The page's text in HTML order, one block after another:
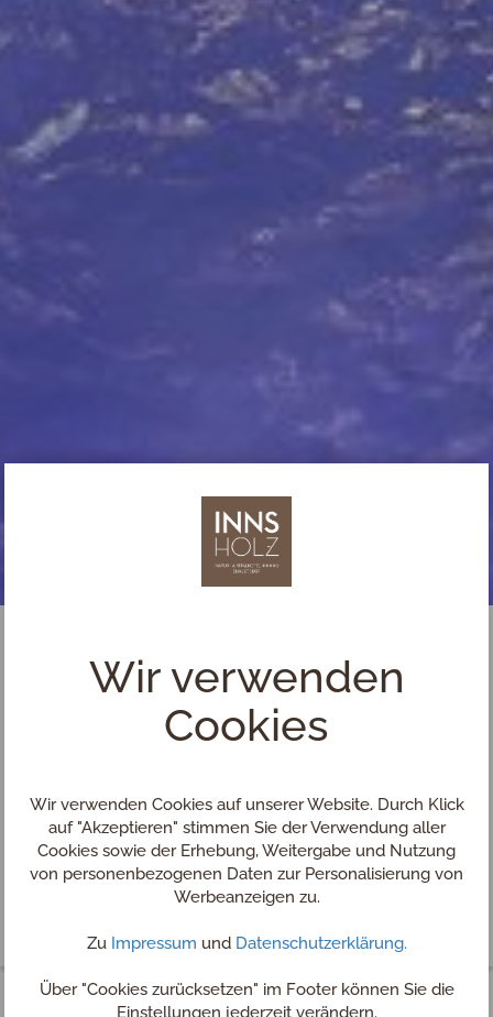
Wir verwenden
Cookies
Wir verwenden Cookies auf unserer Website. Durch Klick
auf "Akzeptieren" stimmen Sie der Verwendung aller
Cookies sowie der Erhebung, Weitergabe und Nutzung
von personenbezogenen Daten zur Personalisierung von
Werbeanzeigen zu.
Zu Impressum und Datenschutzerklärung.
Über "Cookies zurücksetzen" im Footer können Sie die
Einstellungen jederzeit verändern.